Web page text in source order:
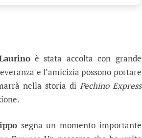
è stata accolta con grande
e l’amicizia possono portare
nella storia di Pechino Express
segna un momento importante